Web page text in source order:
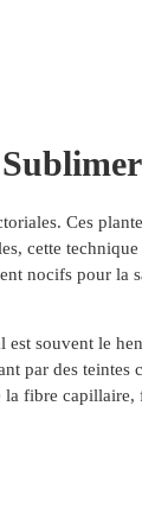
Ces
cette
nocifs pour la
souvent le
par des
fibre